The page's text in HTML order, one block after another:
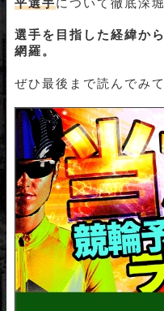
選手を目指した経緯か
網羅。
ぜひ最後まで読んでみ